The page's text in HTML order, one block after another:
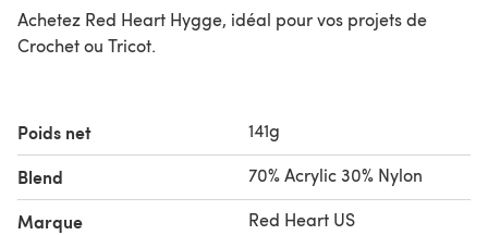
Achetez Red Heart Hygge, idéal pour vos projets de
Crochet ou Tricot.
Poids net 141g
Blend 70% Acrylic 30% Nylon
Marque Red Heart US